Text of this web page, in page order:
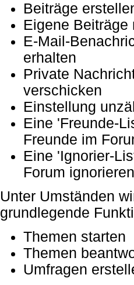
Beiträge
Eigene
E-Mail-
erhalten
Private
verschicken
Einstellung
Eine 'Freunde-
Freunde im
Eine 'Ignorier-
Forum
Unter Umständen
grundlegende
Themen starten
Themen
Umfragen